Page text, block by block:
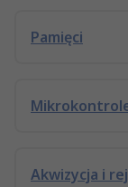
Pamięci
Akwizycja i